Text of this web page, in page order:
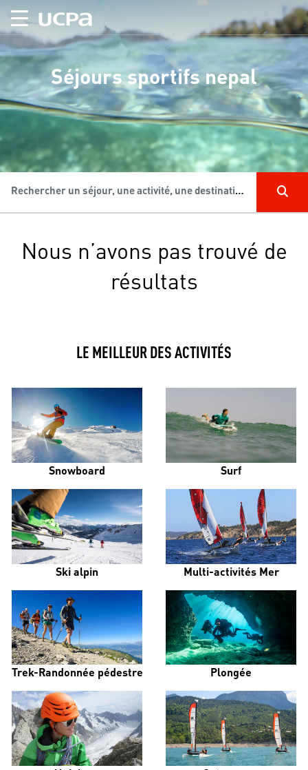
Séjours sportifs nepal
Rechercher un séjour, une activité, une destination...
Nous n’avons pas trouvé de
résultats
LE MEILLEUR DES ACTIVITÉS
Snowboard Surf
Ski alpin Multi-activités Mer
Trek-Randonnée pédestre Plongée